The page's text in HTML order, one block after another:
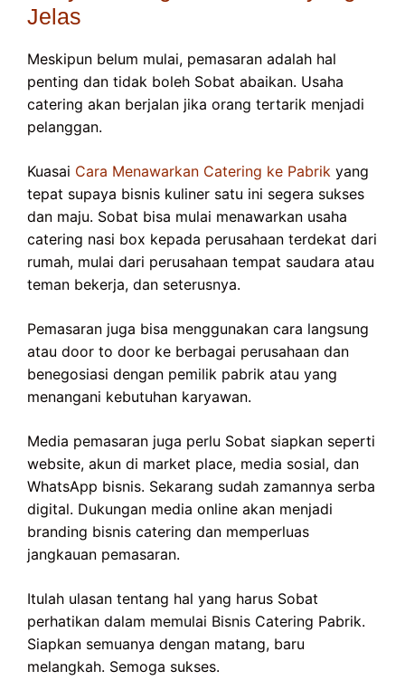
Jelas
Meskipun belum mulai, pemasaran adalah hal
penting dan tidak boleh Sobat abaikan. Usaha
catering akan berjalan jika orang tertarik menjadi
pelanggan.
Kuasai Cara Menawarkan Catering ke Pabrik yang
tepat supaya bisnis kuliner satu ini segera sukses
dan maju. Sobat bisa mulai menawarkan usaha
catering nasi box kepada perusahaan terdekat dari
rumah, mulai dari perusahaan tempat saudara atau
teman bekerja, dan seterusnya.
Pemasaran juga bisa menggunakan cara langsung
atau door to door ke berbagai perusahaan dan
benegosiasi dengan pemilik pabrik atau yang
menangani kebutuhan karyawan.
Media pemasaran juga perlu Sobat siapkan seperti
website, akun di market place, media sosial, dan
WhatsApp bisnis. Sekarang sudah zamannya serba
digital. Dukungan media online akan menjadi
branding bisnis catering dan memperluas
jangkauan pemasaran.
Itulah ulasan tentang hal yang harus Sobat
perhatikan dalam memulai Bisnis Catering Pabrik.
Siapkan semuanya dengan matang, baru
melangkah. Semoga sukses.